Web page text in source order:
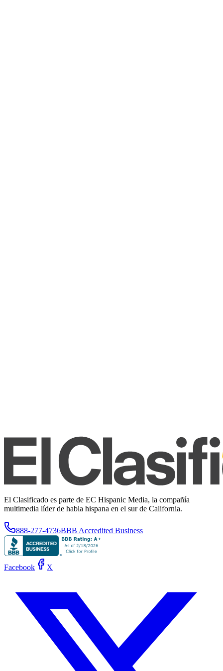
El Clasificado es parte de EC Hispanic Media, la compañía
multimedia líder de habla hispana en el sur de California.
888-277-4736BBB Accredited Business
Facebook X